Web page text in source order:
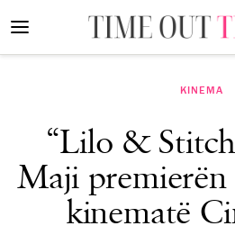
KINEMA
“Lilo &
Maji
kinematë